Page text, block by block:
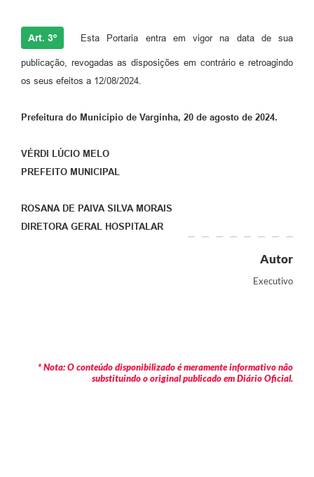
Art. 3º Esta Portaria entra em vigor na data de sua
publicação, revogadas as disposições em contrário e retroagindo
os seus efeitos a 12/08/2024.
Prefeitura do Município de Varginha, 20 de agosto de 2024.
VÉRDI LÚCIO MELO
PREFEITO MUNICIPAL
ROSANA DE PAIVA SILVA MORAIS
DIRETORA GERAL HOSPITALAR
Autor
Executivo
* Nota: O conteúdo disponibilizado é meramente informativo não
substituindo o original publicado em Diário Oficial.